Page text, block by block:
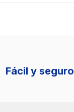
Fácil y seguro